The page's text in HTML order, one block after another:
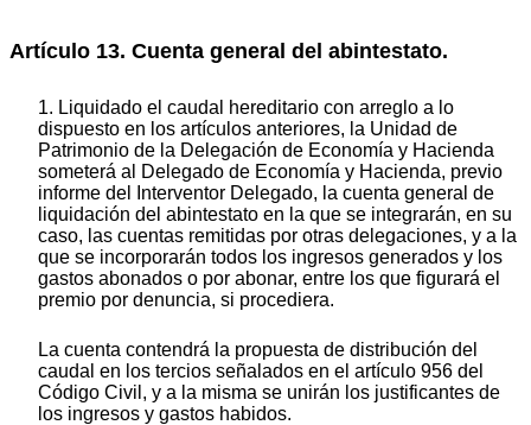
Artículo 13. Cuenta general del abintestato.
1. Liquidado el caudal hereditario con arreglo a lo
dispuesto en los artículos anteriores, la Unidad de
Patrimonio de la Delegación de Economía y Hacienda
someterá al Delegado de Economía y Hacienda, previo
informe del Interventor Delegado, la cuenta general de
liquidación del abintestato en la que se integrarán, en su
caso, las cuentas remitidas por otras delegaciones, y a la
que se incorporarán todos los ingresos generados y los
gastos abonados o por abonar, entre los que figurará el
premio por denuncia, si procediera.
La cuenta contendrá la propuesta de distribución del
caudal en los tercios señalados en el artículo 956 del
Código Civil, y a la misma se unirán los justificantes de
los ingresos y gastos habidos.